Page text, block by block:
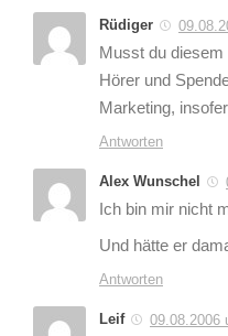
Rüdiger
Musst du
Hörer und
Marketing,
Antworten
Alex Wunschel
Ich bin mir nicht
Und hätte er
Antworten
Leif 09.08.2006